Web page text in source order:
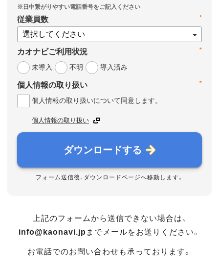
*
従業員数
*
カオナビご利用状況
未導入
不明 導入済み
*
個人情報の取り扱い
個人情報の取り扱いについて同意します。
個人情報の取り扱い
ダウンロードする
フォーム送信後、ダウンロードページへ移動します。
上記のフォームから送信できない場合は、
info@kaonavi.jp までメールをお送りください。
お電話でのお問い合わせも承っております。